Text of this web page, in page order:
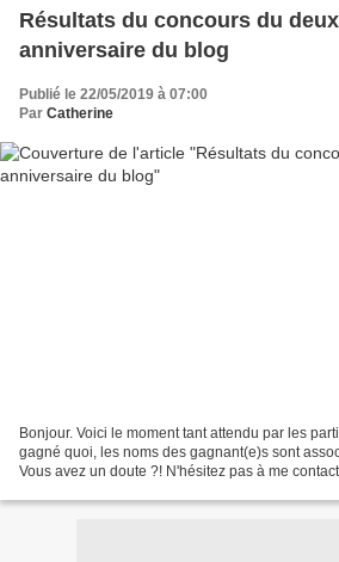
Résultats du concours du
anniversaire du blog
Publié le 22/05/2019 à 07:00
Par Catherine
Bonjour. Voici le moment tant attendu par les
gagné quoi, les noms des gagnant(e)s sont
Vous avez un doute ?! N'hésitez pas à me